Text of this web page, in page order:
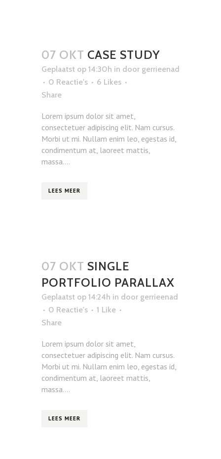
07 OKT CASE STUDY
Geplaatst op 14:30h in door gerrieenad
0 Reactie's
6 Likes
Share
Lorem ipsum dolor sit amet,
consectetuer adipiscing elit. Nam cursus.
Morbi ut mi. Nullam enim leo, egestas id,
condimentum at, laoreet mattis,
massa....
LEES MEER
07 OKT SINGLE
PORTFOLIO PARALLAX
Geplaatst op 14:24h in door gerrieenad
0 Reactie's
1 Like
Share
Lorem ipsum dolor sit amet,
consectetuer adipiscing elit. Nam cursus.
Morbi ut mi. Nullam enim leo, egestas id,
condimentum at, laoreet mattis,
massa....
LEES MEER